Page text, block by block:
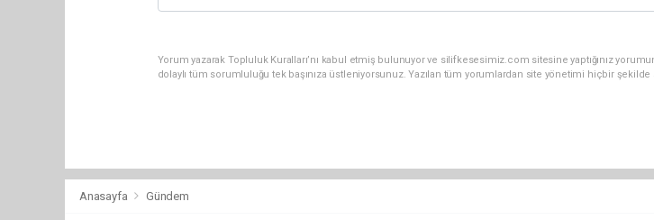
Yorum yazarak Topluluk Kuralları’nı kabul etmiş bulunuyor ve silifkesesimiz.com sitesine yaptığınız
dolaylı tüm sorumluluğu tek başınıza üstleniyorsunuz. Yazılan tüm yorumlardan site yönetimi hiçbir
Anasayfa Gündem